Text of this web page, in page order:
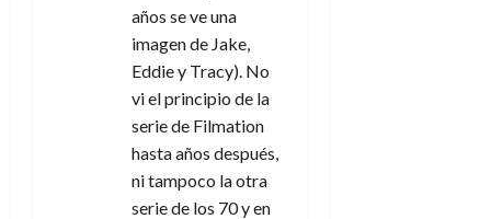
años se ve una
imagen de Jake,
Eddie y Tracy). No
vi el principio de la
serie de Filmation
hasta años después,
ni tampoco la otra
serie de los 70 y en